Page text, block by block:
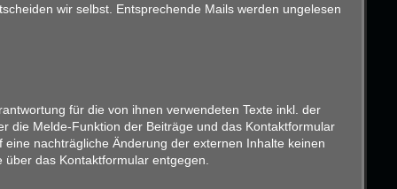
wir selbst. Entsprechende Mails werden ungelesen
für die von ihnen verwendeten Texte inkl. der
die Melde-Funktion der Beiträge und das Kontaktformular
nachträgliche Änderung der externen Inhalte keinen
das Kontaktformular entgegen.